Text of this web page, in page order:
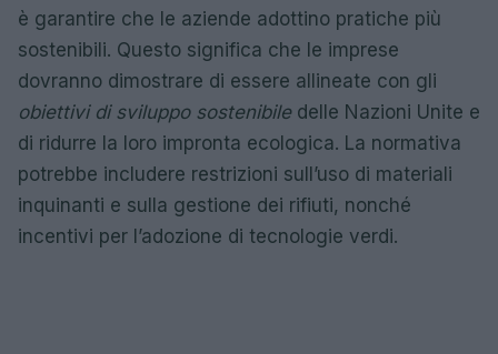
è garantire che le aziende adottino pratiche più
sostenibili. Questo significa che le imprese
dovranno dimostrare di essere allineate con gli
obiettivi di sviluppo sostenibiledelle Nazioni Unite e
di ridurre la loro impronta ecologica. La normativa
potrebbe includere restrizioni sull’uso di materiali
inquinanti e sulla gestione dei rifiuti, nonché
incentivi per l’adozione di tecnologie verdi.